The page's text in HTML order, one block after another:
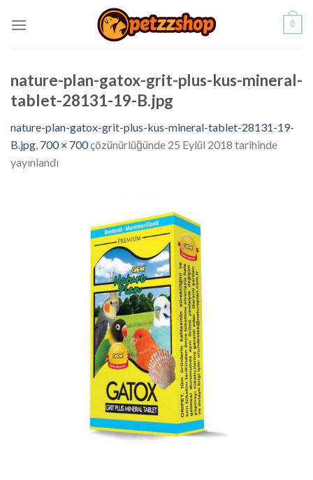
0
nature-plan-gatox-grit-plus-kus-mineral-
tablet-28131-19-B.jpg
nature-plan-gatox-grit-plus-kus-mineral-tablet-28131-19-
B.jpg, 700 × 700çözünürlüğünde 25 Eylül 2018 tarihinde
yayınlandı